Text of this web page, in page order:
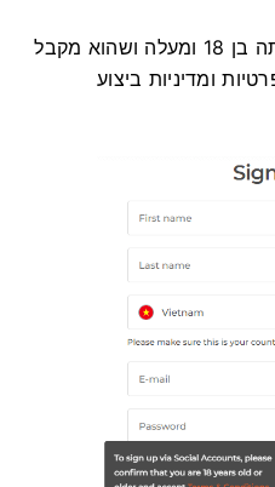
לאחר מכן, תתבקש לציין שאתה בן 18 ומעלה ושהוא מקבל
ומדיניות ביצוע